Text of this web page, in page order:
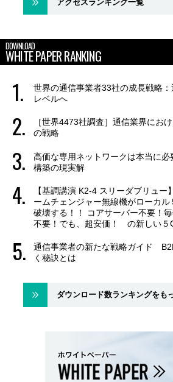
アクセスランキング一覧
DOWNLOAD
WHITE PAPER RANKING
世界の通信事業者33社の成長戦略
レベルへ
［世界4473社調査］通信業界にお
の戦略
高価な専用ネットワークは本当に必
構築の現実解
【基調講演 K2-4 スリーダブリュー
ームチェンジャー無線機がローカ
破壊する！！ コアサーバー不要！
不要！でも、超安価！ の新しい５
通信事業者の新たな戦略ガイド
く秘訣とは
ダウンロード数ランキングをも